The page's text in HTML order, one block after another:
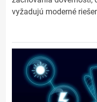
vyžadujú moderné